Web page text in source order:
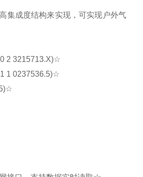
成度结构来实现，可实现户外气
2 3215713.X)☆
1 0237536.5)☆